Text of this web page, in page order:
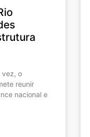
vez, o
reunir
nacional e